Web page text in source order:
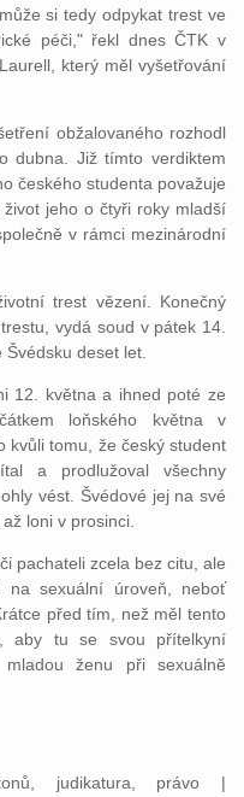
si tedy odpykat trest ve
péči," řekl dnes ČTK v
který měl vyšetřování
obžalovaného rozhodl
dubna. Již tímto verdiktem
českého studenta považuje
jeho o čtyři roky mladší
v rámci mezinárodní
trest vězení. Konečný
vydá soud v pátek 14.
deset let.
května a ihned poté ze
loňského května v
kvůli tomu, že český student
a prodlužoval všechny
vést. Švédové jej na své
loni v prosinci.
pachateli zcela bez citu, ale
na sexuální úroveň, neboť
před tím, než měl tento
aby tu se svou přítelkyní
ženu při sexuálně
judikatura, právo |